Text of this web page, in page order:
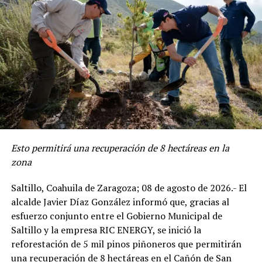
Edgar Omar Puentes Montes, director del Instituto
Municipal de Cultura Física y Deporte, mencionó que la
temática de esta edición de los Cursos de Verano 2026,
en el que participan niñas y niños de entre 6 y 12 años
de edad, estuvo inspirada en la máxima fiesta deportiva
del fútbol.
“Con el apoyo del alcalde Javier Díaz las niñas y niños
están disfrutando sus vacaciones en un ambiente de
diversión, aprendizaje y actividad física”, mencionó.
Para concluir la primera semana las y los niños
disfrutaron de un día acuático con el apoyo del Cuerpo
de Bomberos, donde los elementos, además les dieron a
Esto permitirá una recuperación de 8 hectáreas en la
zona
Saltillo, Coahuila de Zaragoza; 08 de agosto de 2026.- El
alcalde Javier Díaz González informó que, gracias al
esfuerzo conjunto entre el Gobierno Municipal de
Saltillo y la empresa RIC ENERGY, se inició la
reforestación de 5 mil pinos piñoneros que permitirán
una recuperación de 8 hectáreas en el Cañón de San